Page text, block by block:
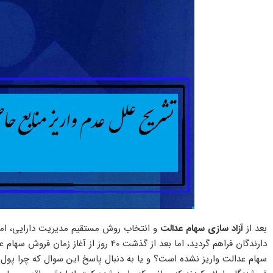
بعد از آزاد سازی سهام عدالت
دارندگان فراهم گردید، اما بعد از گذشت
سهام عدالت واریز نشده است؟ و یا به دنبال پاسخ این سوال که چرا